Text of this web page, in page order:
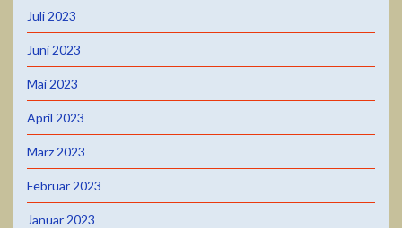
Juli 2023
Juni 2023
Mai 2023
April 2023
März 2023
Februar 2023
Januar 2023